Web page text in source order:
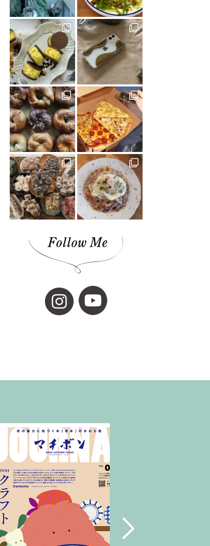
cocochi 藤岡萬建設(1)
内原 由季さん(1)
本の轍(7)
佐田岬半島(1)
スイーツ(4)
昭和レトロ(2)
店(1)
マチボン for kids vol.02(1)
工芸(1)
お弁当(1)
みかん(1)
濵田農園(1)
日本酒(1)
グランピング(1)
大膳歯科医院(2)
暖炉のある暮らし(1)
子育て世代(1)
お出かけ(1)
ロールケーキ(1)
柑橘(1)
生活道具(1)
ミロコカフェ(1)
松山市(26)
ライフスタイル(1)
愛媛みかん(1)
無添加ジュース「きわみ」(1)
ほろよいフェスタ2023(1)
霧の森・高原(1)
しまのぱんかふぇ tetote(1)
暮らし探訪(1)
パッシブハウス(1)
平屋(1)
抹茶(1)
ジュース(1)
雑貨(1)
毎日のおいしいもの まとか(1)
さんさん物語(1)
子ども(1)
未来へのかたち(1)
デザイナーズハウス(3)
おのクリニック(1)
大西水引(1)
シェアハウス&民泊ゲストハウス(1)
道の駅(2)
ONLY ONE STYLE 昭和建設 一級建築士事務所
喫茶店(2)
高松(1)
メディカル(3)
宇和島市(2)
しまのぱんかふぇtetote(1)
暮らしの設計デザイナー(1)
スタンプラリー(2)
マチボンヌ(1)
歯科医院(2)
公園(1)
ジノモノ(1)
中島(1)
水と木の間で(1)
内覧会(1)
チーズ(1)
VOL.10(2)
フードブロガー(7)
食堂(1)
ぼくらの松山グルメ(1)
アウトドア(4)
くま(1)
宇和島(2)
マチボンJOURNAL(20)
スポット(1)
狩猟(3)
暮らし探訪日記(2)
ポケットモンスター(1)
見学会(1)
VOL.08(1)
Marriage CAMP(2)
ラーメン(1)
食堂ノスタルジー(1)
グルメ(7)
キャンプ(8)
久万(1) 久万高原(1)